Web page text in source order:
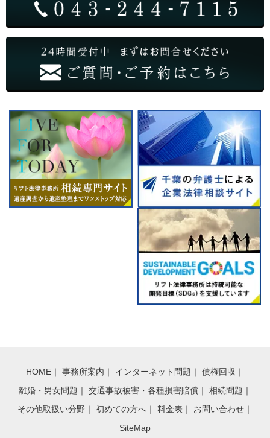
HOME ｜ 事務所案内 ｜ インターネット問題 ｜ 債権回収 ｜
離婚・男女問題 ｜ 交通事故被害・各種損害賠償 ｜ 相続問題 ｜
その他取扱い分野 ｜ 初めての方へ ｜ 料金表 ｜ お問い合わせ ｜
SiteMap